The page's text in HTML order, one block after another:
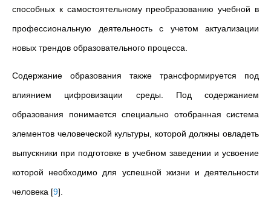
способных к самостоятельному преобразованию учебной в
профессиональную деятельность с учетом актуализации
новых трендов образовательного процесса.
Содержание образования также трансформируется под
влиянием цифровизации среды. Под содержанием
образования понимается специально отобранная система
элементов человеческой культуры, которой должны овладеть
выпускники при подготовке в учебном заведении и усвоение
которой необходимо для успешной жизни и деятельности
человека [9]